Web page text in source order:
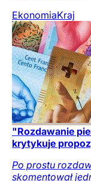
EkonomiaKraj
"Rozdawanie
krytykuje
Po prostu
skomentował